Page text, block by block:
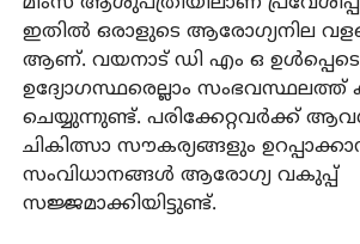
ഇതിൽ ഒരാളുടെ ആരോഗ്യനില
ആണ്. വയനാട് ഡി എം ഒ
ഉദ്യോഗസ്ഥരെല്ലാം സംഭവസ്ഥലത്ത്
ചെയ്യുന്നുണ്ട്. പരിക്കേറ്റവർക്ക്
ചികിത്സാ സൗകര്യങ്ങളും
സംവിധാനങ്ങൾ ആരോഗ്യ വകുപ്പ്
സജ്ജമാക്കിയിട്ടുണ്ട്.